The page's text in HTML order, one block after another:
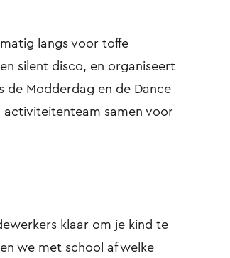
langs voor toffe
silent disco, en organiseert
de Modderdag en de Dance
activiteitenteam samen voor
klaar om je kind te
we met school af welke